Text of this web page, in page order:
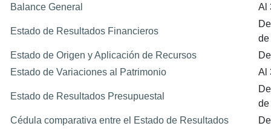
Balance General
Al
Estado de Resultados Financieros
de
Estado de Origen y Aplicación de Recursos
Estado de Variaciones al Patrimonio
Al
Estado de Resultados Presupuestal
de
Cédula comparativa entre el Estado de Resultados